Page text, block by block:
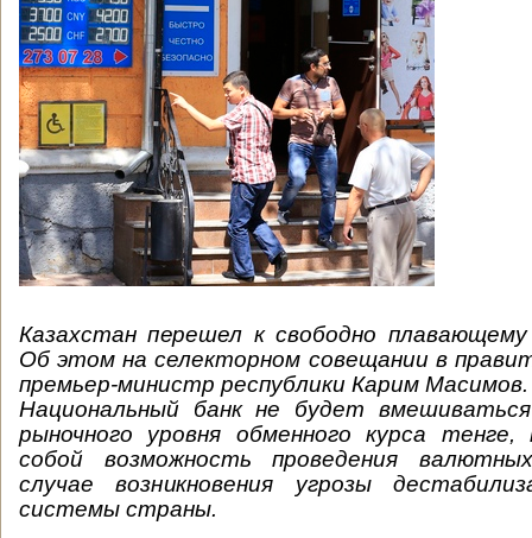
Казахстан перешел к свободно плавающему
Об этом на селекторном совещании в
премьер-министр республики Карим
Национальный банк не будет
рыночного уровня обменного курса
собой возможность проведения
случае возникновения угрозы
системы страны.